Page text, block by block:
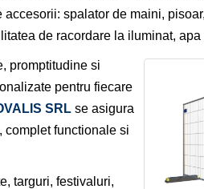
spalator de maini,
de racordare la iluminat,
promptitudine si
pentru fiecare
SRLse asigura
complet functionale si
targuri, festivaluri,